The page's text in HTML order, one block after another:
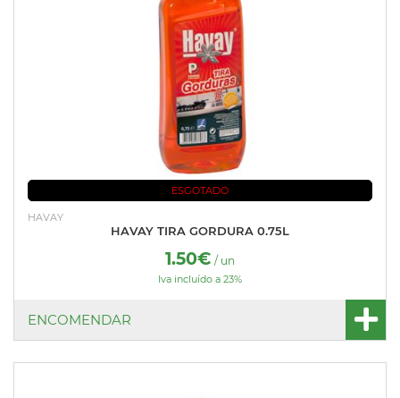
ESGOTADO
HAVAY
HAVAY TIRA GORDURA 0.75L
1.50€ / un
Iva incluído a 23%
ENCOMENDAR